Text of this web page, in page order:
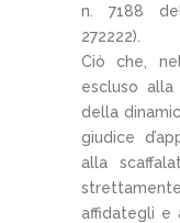
n. 7188
272222).
Ciò che,
escluso alla
della
giudice
alla
affidategli e